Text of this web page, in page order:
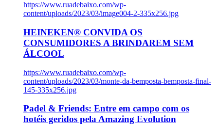
https://www.ruadebaixo.com/wp-
content/uploads/2023/03/image004-2-335x256.jpg
HEINEKEN® CONVIDA OS
CONSUMIDORES A BRINDAREM SEM
ÁLCOOL
https://www.ruadebaixo.com/wp-
content/uploads/2023/03/monte-da-bemposta-bemposta-final-
145-335x256.jpg
Padel & Friends: Entre em campo com os
hotéis geridos pela Amazing Evolution